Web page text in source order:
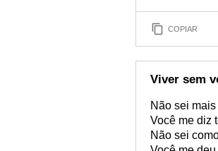
COPIAR
Viver sem
Não sei
Você me diz
Não sei